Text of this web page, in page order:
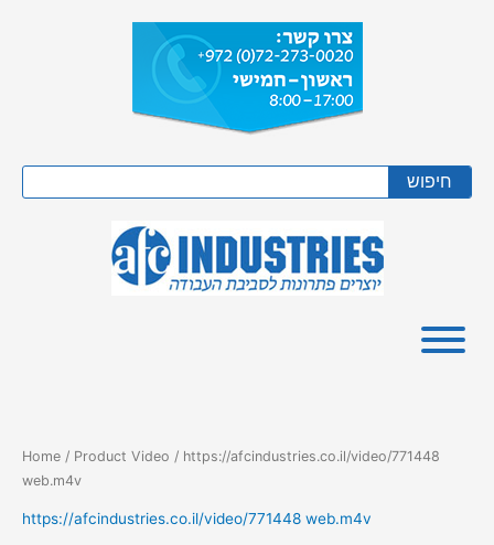
חיפוש
Home / Product Video / https://afcindustries.co.il/video/771448
web.m4v
https://afcindustries.co.il/video/771448 web.m4v